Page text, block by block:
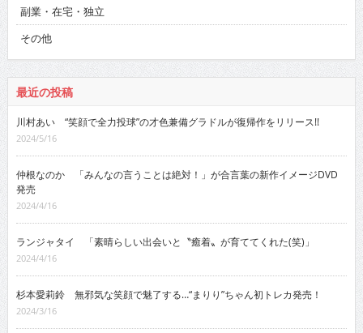
副業・在宅・独立
その他
最近の投稿
川村あい “笑顔で全力投球”の才色兼備グラドルが復帰作をリリース!!
2024/5/16
仲根なのか 「みんなの言うことは絶対！」が合言葉の新作イメージDVD
発売
2024/4/16
ランジャタイ 「素晴らしい出会いと〝癒着〟が育ててくれた(笑)」
2024/4/16
杉本愛莉鈴 無邪気な笑顔で魅了する…“まりり”ちゃん初トレカ発売！
2024/3/16